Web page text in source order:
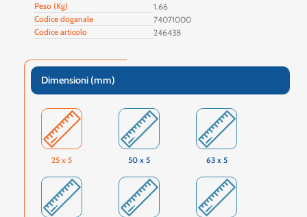
Peso (Kg)
1.66
Codice doganale
74071000
Codice articolo
246438
Dimensioni (mm)
25 x 5 50 x 5 63 x 5